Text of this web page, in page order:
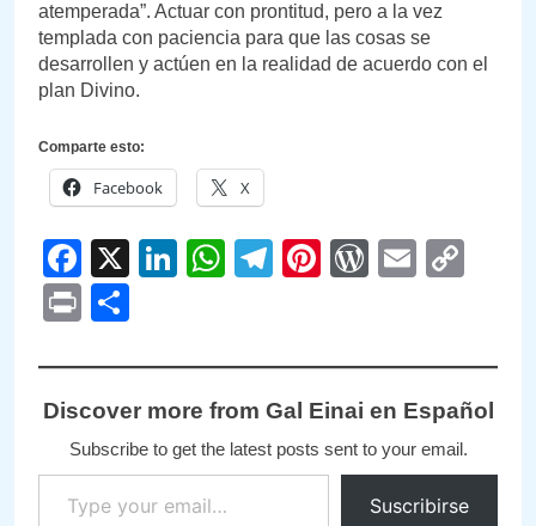
atemperada”. Actuar con prontitud, pero a la vez
templada con paciencia para que las cosas se
desarrollen y actúen en la realidad de acuerdo con el
plan Divino.
Comparte esto:
Facebook X
Facebook
X LinkedIn
WhatsApp
Telegram
PinterestEmail
Print
Discover more from Gal Einai en Español
Subscribe to get the latest posts sent to your email.
Type your email…
Suscribirse